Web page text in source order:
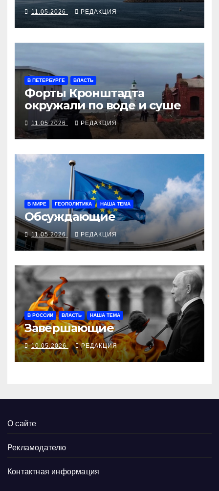
хомейнисты хвалят себя за
щедрость
11.05.2026 РЕДАКЦИЯ
В ПЕТЕРБУРГЕ ВЛАСТЬ
Форты Кронштадта
окружали по воде и суше
11.05.2026 РЕДАКЦИЯ
В МИРЕ ГЕОПОЛИТИКА НАША ТЕМА
Обсуждающие
11.05.2026 РЕДАКЦИЯ
В РОССИИ ВЛАСТЬ НАША ТЕМА
Завершающие
10.05.2026 РЕДАКЦИЯ
О сайте
Рекламодателю
Контактная информация